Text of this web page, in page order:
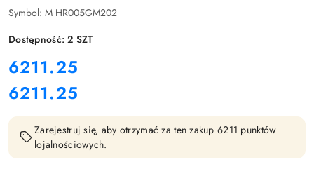
Symbol: M HR005GM202
Dostępność:2 SZT
cena:
6211.25
Cena:
6211.25
Zarejestruj się, aby otrzymać za ten zakup 6211 punktów
lojalnościowych.